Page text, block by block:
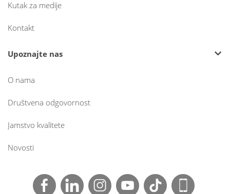
Kutak za medije
Kontakt
Upoznajte nas
O nama
Društvena odgovornost
Jamstvo kvalitete
Novosti